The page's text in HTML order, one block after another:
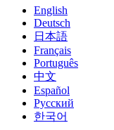
Colaboração
Colabore e itere
Baixe o Unity
Planos e preços
Implante
Multiplataforma
Treinamento imersivo
Treine em ambientes
Experiências do cliente
Crie experiências
Setores
Manufatura
Ferramentas de
Versões de lançamento
Roteiro
Revisar recursos futuros
Glossário
Eventos
Eventos globais e locais
Histórias da comunidade
Made with Unity
Mostrando criadores do
Treinamento profissional
Aprimore sua equipe
É iniciante no Unity?
Conceitos básicos
Inicie seu aprendizado
Caminhos Essenciais
Planos de sucesso
Alcance seus objetivos
Perguntas frequentes
Respostas para
Entre em contato conosco
Conecte-se com nossa
English
Deutsch
日本語
Français
Português
中文
Español
Русский
한국어